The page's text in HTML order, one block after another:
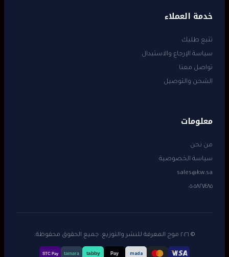
خدمة العملاء
تتبع طلبك
سياسة الإرجاع والاستبدال
تواصل معنا
الشحن والتوصيل
معلومات
من نحن
سياسة الخصوصية
sales@kw.sa
٠٥٠٥٨٢٧٤٨٥
© ٢٠٢٦ موج المعرفة للنشر والتوزيع. جميع الحقوق محفوظة.
mada
Pay
tabby
tamara
STC Pay